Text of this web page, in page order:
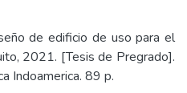
de edificio de uso para el
2021. [Tesis de Pregrado].
Indoamerica. 89 p.